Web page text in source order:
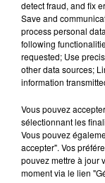
DERNIERS
8h39
8h39
detect fraud, and fix
Save and
process personal
following
requested; Use
other data sources;
information
Vous pouvez
sélectionnant les
Vous pouvez
accepter". Vos
pouvez mettre à jour
moment via le lien